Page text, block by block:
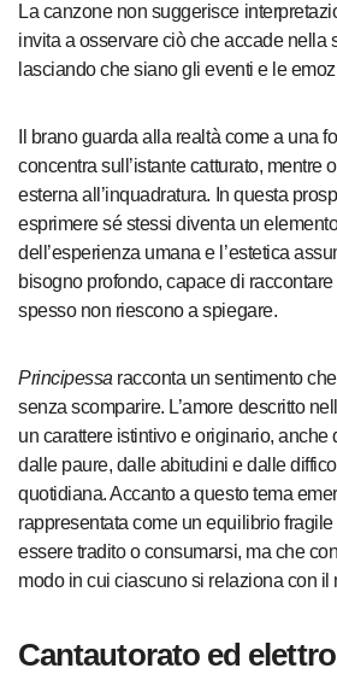
La canzone non suggerisce
invita a osservare ciò che accade nella
lasciando che siano gli eventi e le
Il brano guarda alla realtà come a una
concentra sull’istante catturato, mentre
esterna all’inquadratura. In questa
esprimere sé stessi diventa un
dell’esperienza umana e l’estetica
bisogno profondo, capace di
spesso non riescono a spiegare.
Principessa racconta un sentimento
senza scomparire. L’amore descritto
un carattere istintivo e originario,
dalle paure, dalle abitudini e dalle
quotidiana. Accanto a questo tema
rappresentata come un equilibrio
essere tradito o consumarsi, ma che
modo in cui ciascuno si relaziona con il
Cantautorato ed